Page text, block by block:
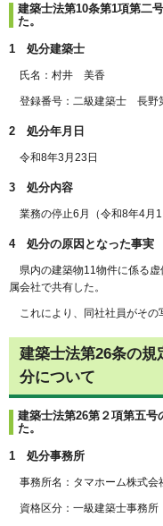
建築士法第10条第1項第二
た。
1 処分建築士
氏名：村井 美香
登録番号：二級建築士 長野
2 処分年月日
令和8年3月23日
3 処分内容
業務の停止6月（令和8年4月1
4 処分の原因となった事実
県内の建築物11物件に係る虚
属会社で共有した。
これにより、同社社員がその
建築士法第26条の
分について
建築士法第26第２項第五号
た。
1 処分事務所
事務所名：タマホーム株式会
資格区分：一級建築士事務所